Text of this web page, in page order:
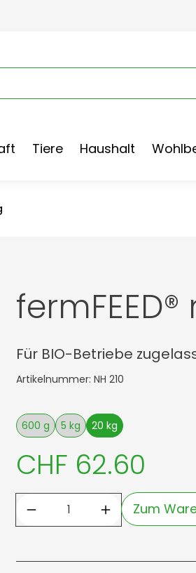
Tiere Haushalt
Für BIO-Betriebe
Artikelnummer: NH 210
600 g 5 kg 20 kg
CHF 62.60
Zum